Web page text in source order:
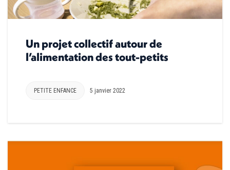
Un projet collectif autour de
l’alimentation des tout-petits
PETITE ENFANCE 5 janvier 2022